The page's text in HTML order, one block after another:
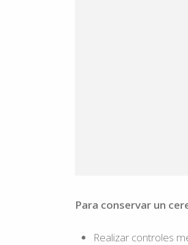
Para conservar un
Realizar controles